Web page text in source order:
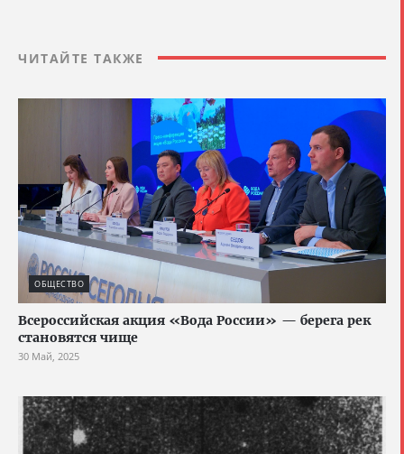
ЧИТАЙТЕ ТАКЖЕ
ОБЩЕСТВО
Всероссийская акция «Вода России» — берега рек
становятся чище
30 Май, 2025